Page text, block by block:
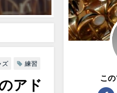
ズ 練習
アド
こ